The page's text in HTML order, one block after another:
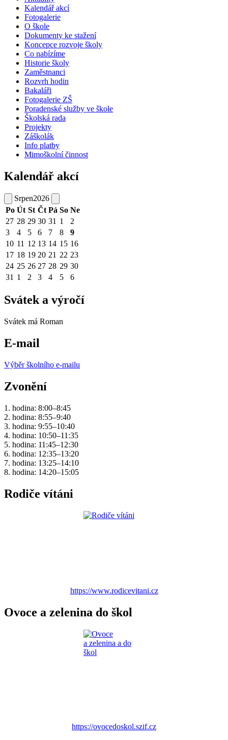
Kalendář akcí
Fotogalerie
O škole
Dokumenty ke stažení
Koncepce rozvoje školy
Co nabízíme
Historie školy
Zaměstnanci
Rozvrh hodin
Bakaláři
Fotogalerie ZŠ
Poradenské služby ve škole
Školská rada
Projekty
Záškolák
Info platby
Mimoškolní činnost
Kalendář akcí
Srpen2026
Po Út St Čt Pá So Ne
27 28 29 30 31 1
2
3
4 5 6 7 8
9
10 11 12 13 14 15 16
17 18 19 20 21 22 23
24 25 26 27 28 29 30
31 1 2 3 4 5 6
Svátek a výročí
Svátek má Roman
E-mail
Výběr školního e-mailu
Zvonění
1. hodina: 8:00–8:45
2. hodina: 8:55–9:40
3. hodina: 9:55–10:40
4. hodina: 10:50–11:35
5. hodina: 11:45–12:30
6. hodina: 12:35–13:20
7. hodina: 13:25–14:10
8. hodina: 14:20–15:05
Rodiče vítáni
https://www.rodicevitani.cz
Ovoce a zelenina do škol
https://ovocedoskol.szif.cz